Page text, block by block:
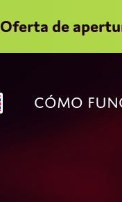
Oferta de
CÓMO